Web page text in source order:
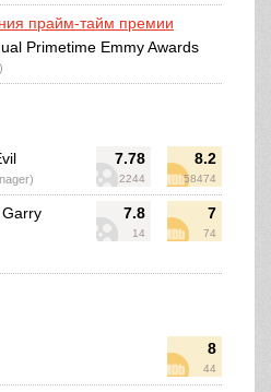
прайм-тайм премии
Primetime Emmy Awards
7.78
2244
8.2
58474
7.8
14
7
74
8
44